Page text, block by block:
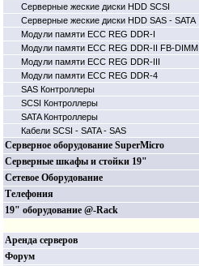
Серверные жеские диски HDD SCSI
Серверные жеские диски HDD SAS - SATA
Модули памяти ECC REG DDR-I
Модули памяти ECC REG DDR-II FB-DIMM
Модули памяти ECC REG DDR-III
Модули памяти ECC REG DDR-4
SAS Контроллеры
SCSI Контроллеры
SATA Контроллеры
Кабели SCSI - SATA - SAS
Серверное оборудование SuperMicro
Серверные шкафы и стойки 19"
Сетевое Оборудование
Телефония
19" оборудование @-Rack
Аренда серверов
Форум